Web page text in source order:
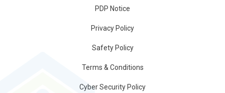
PDP Notice
Privacy Policy
Safety Policy
Terms & Conditions
Cyber Security Policy